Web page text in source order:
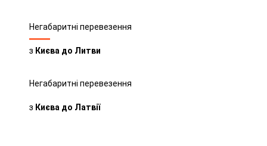
Негабаритні перевезення
з Києва до Литви
Негабаритні перевезення
з Києва до Латвії